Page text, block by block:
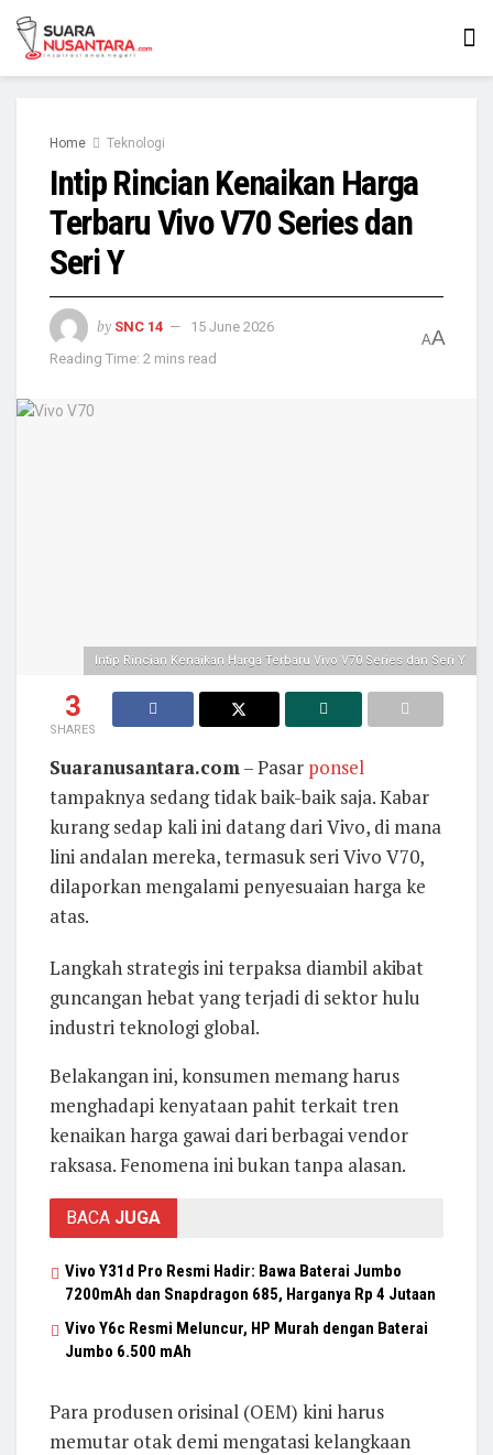
Home Teknologi
Intip Rincian Kenaikan Harga
Terbaru Vivo V70 Series dan
Seri Y
by SNC 14
15 June 2026
Reading Time: 2 mins read
AA
Intip Rincian Kenaikan Harga Terbaru Vivo V70 Series dan Seri Y
3
SHARES
Suaranusantara.com – Pasar ponsel
tampaknya sedang tidak baik-baik saja. Kabar
kurang sedap kali ini datang dari Vivo, di mana
lini andalan mereka, termasuk seri Vivo V70,
dilaporkan mengalami penyesuaian harga ke
atas.
Langkah strategis ini terpaksa diambil akibat
guncangan hebat yang terjadi di sektor hulu
industri teknologi global.
Belakangan ini, konsumen memang harus
menghadapi kenyataan pahit terkait tren
kenaikan harga gawai dari berbagai vendor
raksasa. Fenomena ini bukan tanpa alasan.
BACA JUGA
Vivo Y31d Pro Resmi Hadir: Bawa Baterai Jumbo
7200mAh dan Snapdragon 685, Harganya Rp 4 Jutaan
Vivo Y6c Resmi Meluncur, HP Murah dengan Baterai
Jumbo 6.500 mAh
Para produsen orisinal (OEM) kini harus
memutar otak demi mengatasi kelangkaan